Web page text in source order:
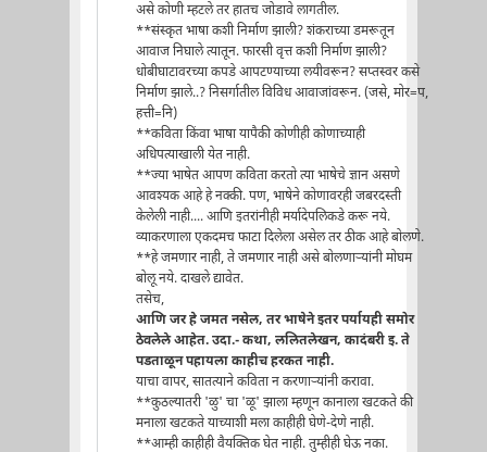
असे कोणी म्हटले तर हातच जोडावे लागतील.
**संस्कृत भाषा कशी निर्माण झाली? शंकराच्या डमरूतून
आवाज निघाले त्यातून. फारसी वृत्त कशी निर्माण झाली?
धोबीघाटावरच्या कपडे आपटण्याच्या लयीवरून? सप्तस्वर कसे
निर्माण झाले..? निसर्गातील विविध आवाजांवरून. (जसे, मोर=प,
हत्ती=नि)
**कविता किंवा भाषा यापैकी कोणीही कोणाच्याही
अधिपत्याखाली येत नाही.
**ज्या भाषेत आपण कविता करतो त्या भाषेचे ज्ञान असणे
आवश्यक आहे हे नक्की. पण, भाषेने कोणावरही जबरदस्ती
केलेली नाही.... आणि इतरांनीही मर्यादेपलिकडे करू नये.
व्याकरणाला एकदमच फाटा दिलेला असेल तर ठीक आहे बोलणे.
**हे जमणार नाही, ते जमणार नाही असे बोलणार्‍यांनी मोघम
बोलू नये. दाखले द्यावेत.
तसेच,
आणि जर हे जमत नसेल, तर भाषेने इतर पर्यायही समोर
ठेवलेले आहेत. उदा.- कथा, ललितलेखन, कादंबरी इ. ते
पडताळून पहायला काहीच हरकत नाही.
याचा वापर, सातत्याने कविता न करणार्‍यांनी करावा.
**कुठल्यातरी 'ळु' चा 'ळू' झाला म्हणून कानाला खटकते की
मनाला खटकते याच्याशी मला काहीही घेणे-देणे नाही.
**आम्ही काहीही वैयक्तिक घेत नाही. तुम्हीही घेऊ नका.